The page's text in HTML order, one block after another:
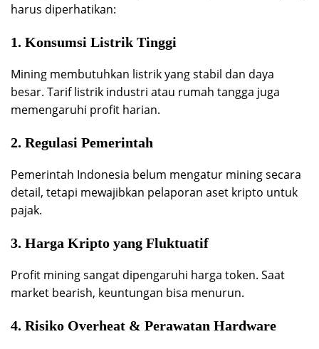
harus diperhatikan:
1. Konsumsi Listrik Tinggi
Mining membutuhkan listrik yang stabil dan daya
besar. Tarif listrik industri atau rumah tangga juga
memengaruhi profit harian.
2. Regulasi Pemerintah
Pemerintah Indonesia belum mengatur mining secara
detail, tetapi mewajibkan pelaporan aset kripto untuk
pajak.
3. Harga Kripto yang Fluktuatif
Profit mining sangat dipengaruhi harga token. Saat
market bearish, keuntungan bisa menurun.
4. Risiko Overheat & Perawatan Hardware